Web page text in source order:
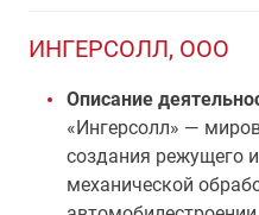
ИНГЕРСОЛЛ, ООО
Описание
«Ингерсолл» —
создания режущего
механической